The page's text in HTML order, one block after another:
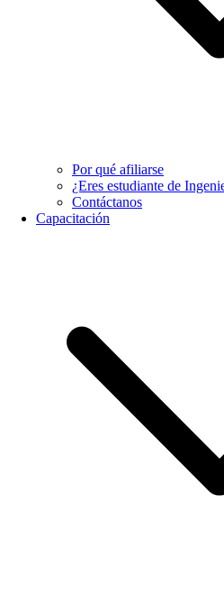
Por qué afiliarse
¿Eres estudiante de
Contáctanos
Capacitación